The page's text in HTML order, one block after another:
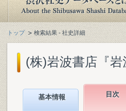
トップ 検索結果 - 社史詳細
(株)岩波書店『
基本情報 目次